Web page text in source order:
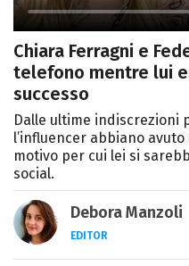
Chiara Ferragni e
telefono mentre lui
successo
Dalle ultime indiscrezioni
l’influencer abbiano
motivo per cui lei si
social.
Debora Manzoli
EDITOR
LINKEDIN